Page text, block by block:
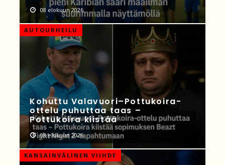
08 elokuun 2026
AUTOURHEILU
Kohuttu Valavuori–Pottukoira-
ottelu puhuttaa taas –
Pottukoira kiistää
08 elokuun 2026
KANSAINVÄLINEN VIIHDE